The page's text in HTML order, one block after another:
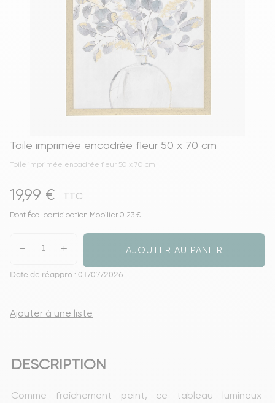
Toile imprimée encadrée fleur 50 x 70 cm
Toile imprimée encadrée fleur 50 x 70 cm
19,99 € TTC
Dont Éco-participation Mobilier 0.23 €
AJOUTER AU PANIER
Date de réappro : 01/07/2026
Ajouter à une liste
DESCRIPTION
Comme fraîchement peint, ce tableau lumineux